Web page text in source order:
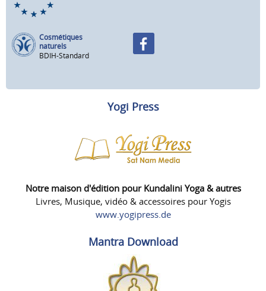
Cosmétiques
naturels
BDIH-Standard
Yogi Press
Notre maison d'édition pour Kundalini Yoga & autres
Livres, Musique, vidéo & accessoires pour Yogis
www.yogipress.de
Mantra Download